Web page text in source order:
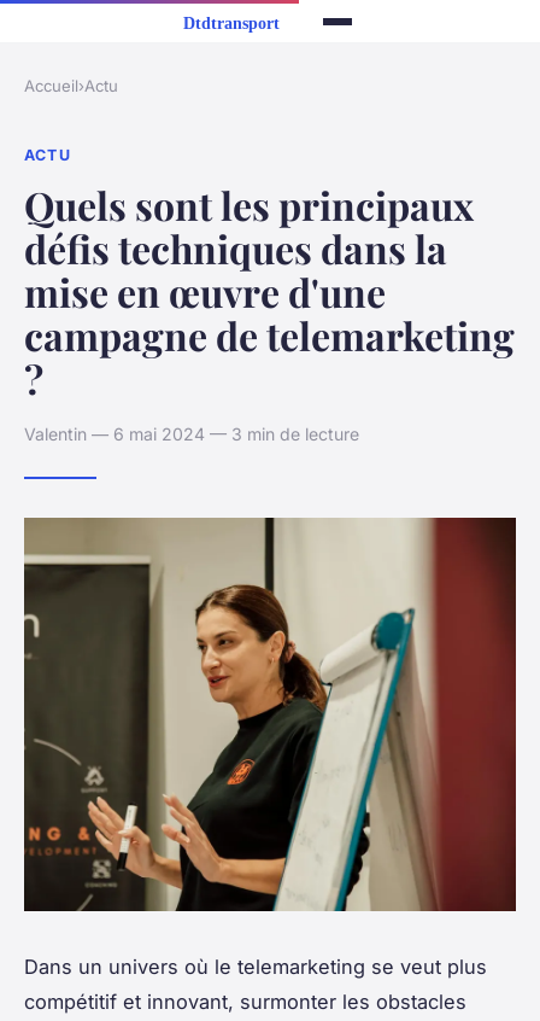
Accueil›Actu
ACTU
Quels sont les principaux
défis techniques dans la
mise en œuvre d'une
campagne de telemarketing
?
Valentin — 6 mai 2024 — 3 min de lecture
Dans un univers où le telemarketing se veut plus
compétitif et innovant, surmonter les obstacles